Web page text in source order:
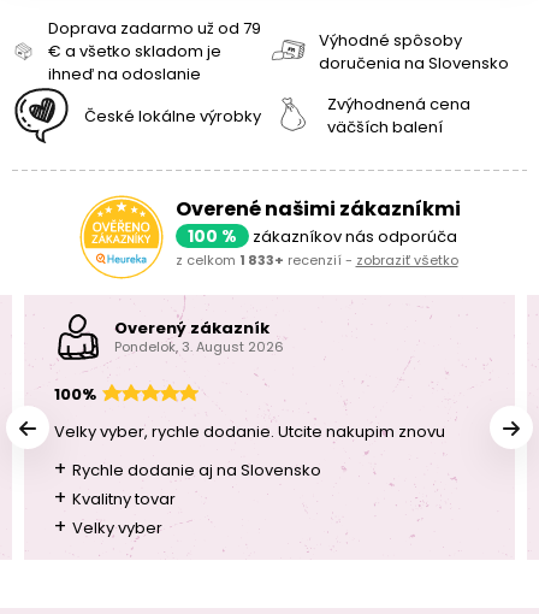
Doprava zadarmo už od 79
€ a všetko skladom je
ihneď na odoslanie
Výhodné spôsoby
doručenia na Slovensko
České lokálne výrobky
Zvýhodnená cena
väčších balení
Overené našimi zákazníkmi
100 % zákazníkov nás odporúča
z celkom 1 833+ recenzií - zobraziť všetko
Overený zákazník
Pondelok, 3. August 2026
100%
Velky vyber, rychle dodanie. Utcite nakupim znovu
+ Rychle dodanie aj na Slovensko
+ Kvalitny tovar
+ Velky vyber